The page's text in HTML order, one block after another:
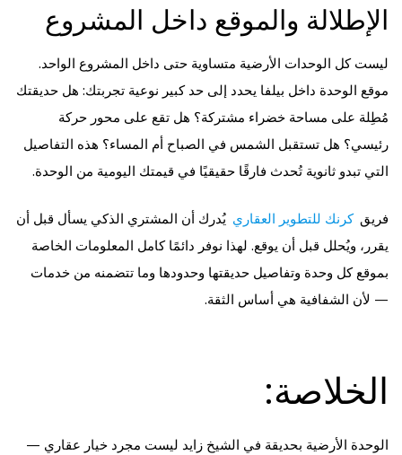
الإطلالة والموقع داخل المشروع
ليست كل الوحدات الأرضية متساوية حتى داخل المشروع الواحد.
موقع الوحدة داخل بيلفا يحدد إلى حد كبير نوعية تجربتك: هل حديقتك
مُطِلة على مساحة خضراء مشتركة؟ هل تقع على محور حركة
رئيسي؟ هل تستقبل الشمس في الصباح أم المساء؟ هذه التفاصيل
التي تبدو ثانوية تُحدث فارقًا حقيقيًا في قيمتك اليومية من الوحدة.
فريق كرنك للتطوير العقاري يُدرك أن المشتري الذكي يسأل قبل أن
يقرر، ويُحلل قبل أن يوقع. لهذا نوفر دائمًا كامل المعلومات الخاصة
بموقع كل وحدة وتفاصيل حديقتها وحدودها وما تتضمنه من خدمات
— لأن الشفافية هي أساس الثقة.
الخلاصة:
الوحدة الأرضية بحديقة في الشيخ زايد ليست مجرد خيار عقاري —